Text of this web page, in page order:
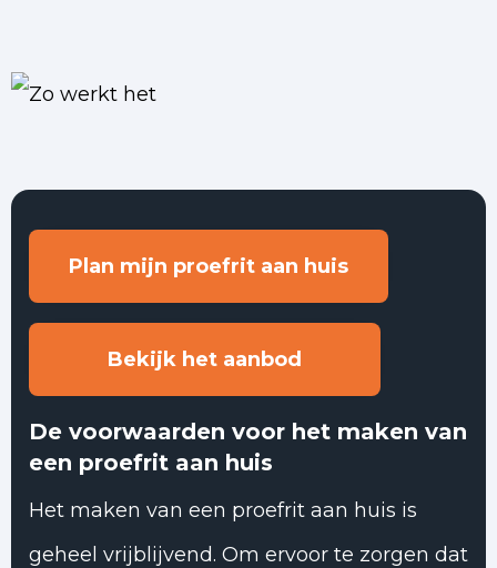
Plan mijn proefrit aan huis
Bekijk het aanbod
De voorwaarden voor het maken van
een proefrit aan huis
Het maken van een proefrit aan huis is
geheel vrijblijvend. Om ervoor te zorgen dat